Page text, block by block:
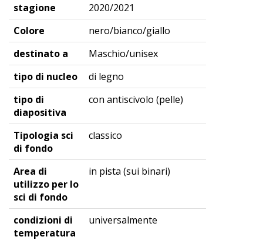
stagione
2020/2021
Colore
nero/bianco/giallo
destinato a
Maschio/unisex
tipo di nucleo
di legno
tipo di
diapositiva
con antiscivolo (pelle)
Tipologia sci
di fondo
classico
Area di
utilizzo per lo
sci di fondo
in pista (sui binari)
condizioni di
temperatura
universalmente